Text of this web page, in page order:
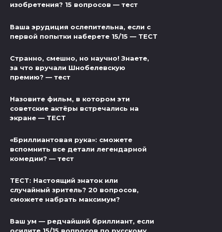
изобретения? 15 вопросов — тест
Ваша эрудиция ослепительна, если с
первой попытки наберете 15/15 — ТЕСТ
Странно, смешно, но научно! Знаете,
за что вручали Шнобелевскую
премию? — тест
Назовите фильм, в котором эти
советские актёры встречались на
экране — ТЕСТ
«Бриллиантовая рука»: сможете
вспомнить все детали легендарной
комедии? — тест
ТЕСТ: Настоящий знаток или
случайный зритель? 20 вопросов,
сможете набрать максимум?
Ваш ум — редчайший бриллиант, если